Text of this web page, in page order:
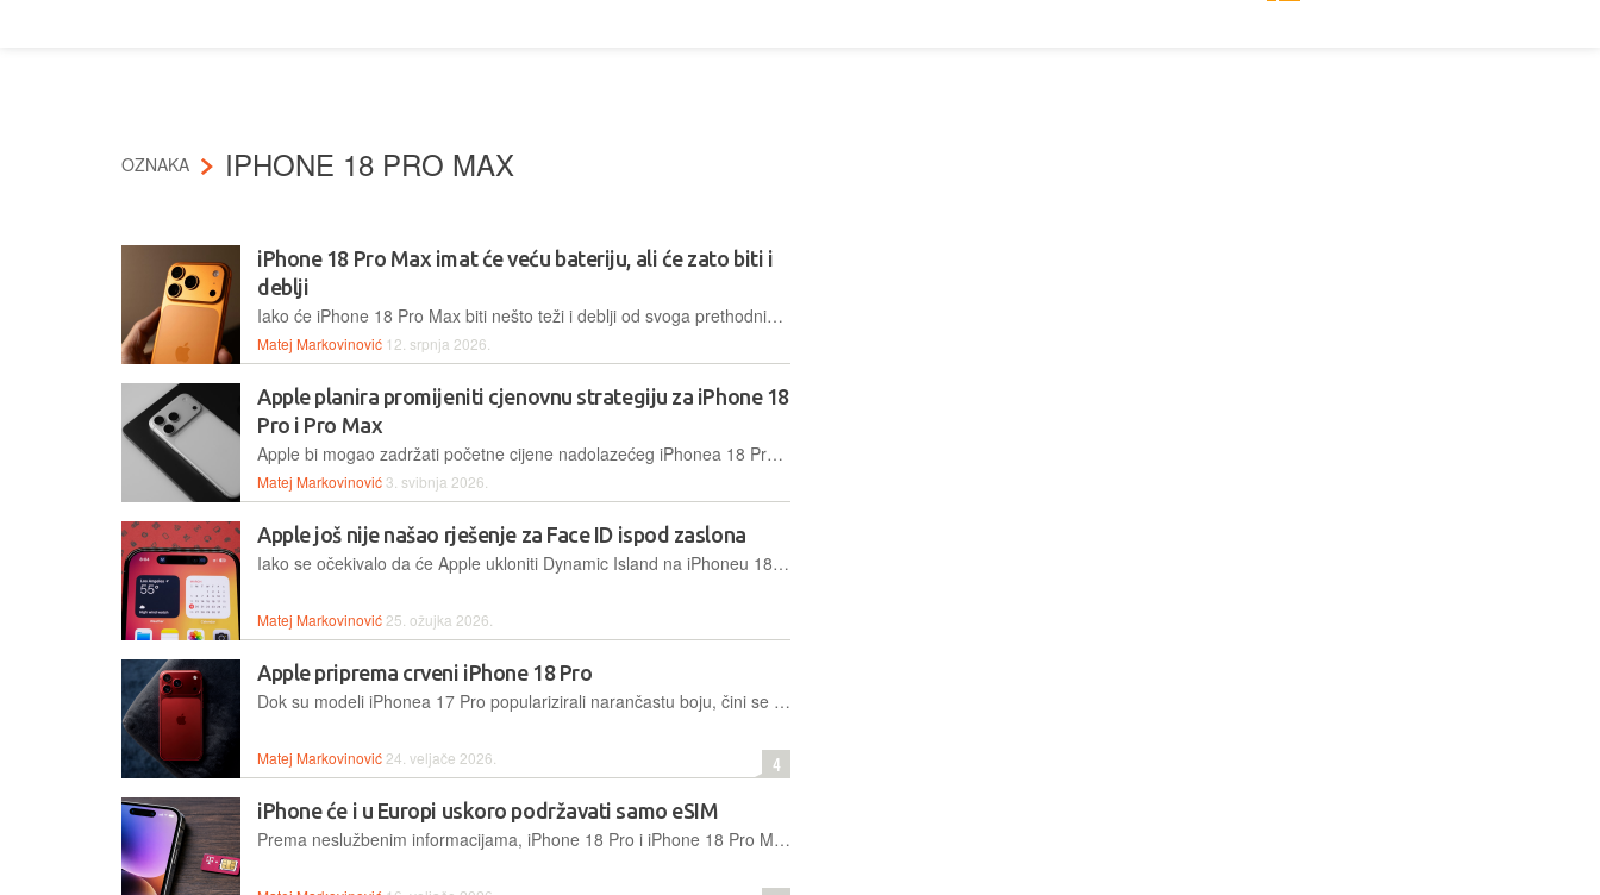
OZNAKA IPHONE 18 PRO MAX
iPhone 18 Pro Max imat će veću bateriju, ali će zato biti i
deblji
Iako će iPhone 18 Pro Max biti nešto teži i deblji od svoga prethodnika, kapacitet baterije trebao bi biti veći, što će kupci vjerojatno s veseljem dočekati
Matej Markovinović 12. srpnja 2026.
Apple planira promijeniti cjenovnu strategiju za iPhone 18
Pro i Pro Max
Apple bi mogao zadržati početne cijene nadolazećeg iPhonea 18 Pro i Pro Maxa kako bi ublažio dojam poskupljenja, dok bi jače konfiguracije ipak mogle biti osjetno skuplje
Matej Markovinović 3. svibnja 2026.
Apple još nije našao rješenje za Face ID ispod zaslona
Iako se očekivalo da će Apple ukloniti Dynamic Island na iPhoneu 18 Pro, čini se da ipak nisu pronašli rješenje za staviti Face ID ispod zaslona
Matej Markovinović 25. ožujka 2026.
Apple priprema crveni iPhone 18 Pro
Dok su modeli iPhonea 17 Pro popularizirali narančastu boju, čini se da će iPhone 18 Pro vratiti crvenu u igru
Matej Markovinović 24. veljače 2026. 4
iPhone će i u Europi uskoro podržavati samo eSIM
Prema neslužbenim informacijama, iPhone 18 Pro i iPhone 18 Pro Max mogli stići bez utora za fizičku SIM karticu u Europi, čime se otvara mjesto za veću bateriju